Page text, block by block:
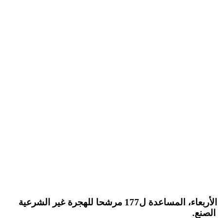
علم لدى مصدر عسكري أن وحدة لخفر السواحل تابعة للبحرية الملكية، تعمل بجنوب المحيط الأطلسي، قدمت، أمس الأربعاء، المساعدة ل177 مرشحا للهجرة غير الشرعية